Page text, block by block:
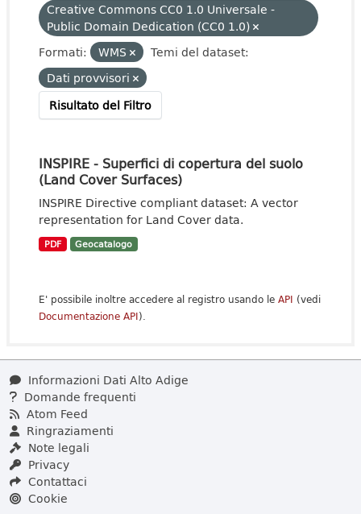
Creative Commons CC0 1.0 Universale -
Public Domain Dedication (CC0 1.0)
Formati:
WMS
Temi del dataset:
Dati provvisori
Risultato del Filtro
INSPIRE - Superfici di copertura del suolo
(Land Cover Surfaces)
INSPIRE Directive compliant dataset: A vector
representation for Land Cover data.
PDF Geocatalogo
E' possibile inoltre accedere al registro usando le API (vedi
Documentazione API).
Informazioni Dati Alto Adige
Domande frequenti
Atom Feed
Ringraziamenti
Note legali
Privacy
Contattaci
Cookie